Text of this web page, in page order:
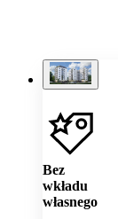
Bez
wkładu
własnego